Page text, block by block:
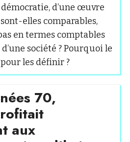
démocratie, d’une œuvre
sont-elles comparables,
en termes comptables
société ? Pourquoi le
les définir ?
70,
aux